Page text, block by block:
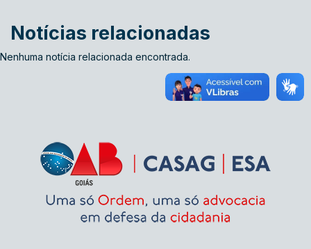
Notícias relacionadas
Nenhuma notícia relacionada encontrada.